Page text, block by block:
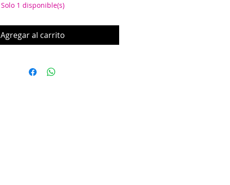
Solo 1 disponible(s)
Agregar al carrito